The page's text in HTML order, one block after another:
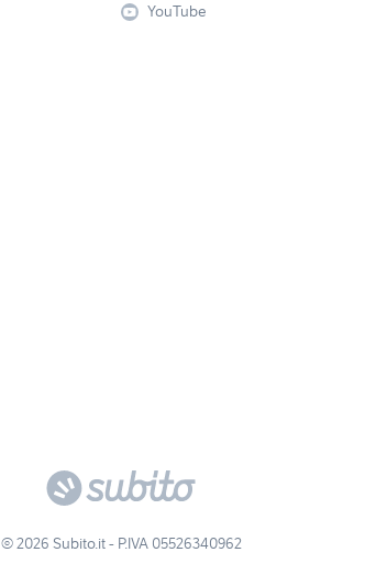
YouTube
© 2026 Subito.it - P.IVA 05526340962